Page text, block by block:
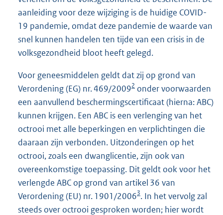
aanleiding voor deze wijziging is de huidige COVID-
19 pandemie, omdat deze pandemie de waarde van
snel kunnen handelen ten tijde van een crisis in de
volksgezondheid bloot heeft gelegd.
Voor geneesmiddelen geldt dat zij op grond van
Verordening (EG) nr. 469/20092 onder voorwaarden
een aanvullend beschermingscertificaat (hierna: ABC)
kunnen krijgen. Een ABC is een verlenging van het
octrooi met alle beperkingen en verplichtingen die
daaraan zijn verbonden. Uitzonderingen op het
octrooi, zoals een dwanglicentie, zijn ook van
overeenkomstige toepassing. Dit geldt ook voor het
verlengde ABC op grond van artikel 36 van
Verordening (EU) nr. 1901/20063. In het vervolg zal
steeds over octrooi gesproken worden; hier wordt